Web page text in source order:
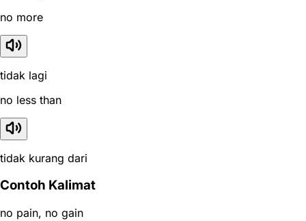
no more
tidak lagi
no less than
tidak kurang dari
Contoh Kalimat
no pain, no gain